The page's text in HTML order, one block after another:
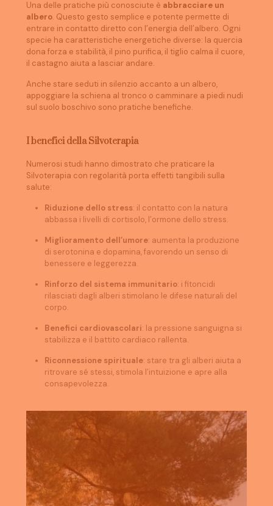
Una delle pratiche più conosciute è abbracciare un
albero. Questo gesto semplice e potente permette di
entrare in contatto diretto con l’energia dell’albero. Ogni
specie ha caratteristiche energetiche diverse: la quercia
dona forza e stabilità, il pino purifica, il tiglio calma il cuore,
il castagno aiuta a lasciar andare.
Anche stare seduti in silenzio accanto a un albero,
appoggiare la schiena al tronco o camminare a piedi nudi
sul suolo boschivo sono pratiche benefiche.
I benefici della Silvoterapia
Numerosi studi hanno dimostrato che praticare la
Silvoterapia con regolarità porta effetti tangibili sulla
salute:
Riduzione dello stress: il contatto con la natura
abbassa i livelli di cortisolo, l’ormone dello stress.
Miglioramento dell’umore: aumenta la produzione
di serotonina e dopamina, favorendo un senso di
benessere e leggerezza.
Rinforzo del sistema immunitario: i fitoncidi
rilasciati dagli alberi stimolano le difese naturali del
corpo.
Benefici cardiovascolari: la pressione sanguigna si
stabilizza e il battito cardiaco rallenta.
Riconnessione spirituale: stare tra gli alberi aiuta a
ritrovare sé stessi, stimola l’intuizione e apre alla
consapevolezza.